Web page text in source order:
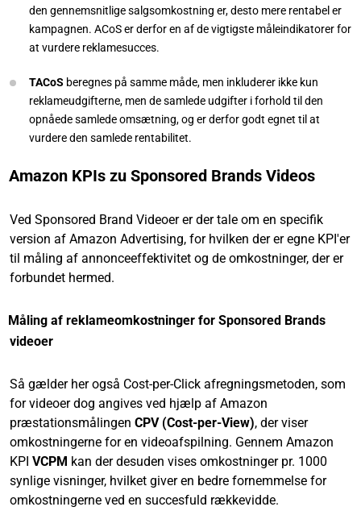
den gennemsnitlige salgsomkostning er, desto mere rentabel er
kampagnen. ACoS er derfor en af de vigtigste måleindikatorer for
at vurdere reklamesucces.
TACoS beregnes på samme måde, men inkluderer ikke kun
reklameudgifterne, men de samlede udgifter i forhold til den
opnåede samlede omsætning, og er derfor godt egnet til at
vurdere den samlede rentabilitet.
Amazon KPIs zu Sponsored Brands Videos
Ved Sponsored Brand Videoer er der tale om en specifik
version af Amazon Advertising, for hvilken der er egne KPI'er
til måling af annonceeffektivitet og de omkostninger, der er
forbundet hermed.
Måling af reklameomkostninger for Sponsored Brands
videoer
Så gælder her også Cost-per-Click afregningsmetoden, som
for videoer dog angives ved hjælp af Amazon
præstationsmålingen CPV (Cost-per-View), der viser
omkostningerne for en videoafspilning. Gennem Amazon
KPI VCPM kan der desuden vises omkostninger pr. 1000
synlige visninger, hvilket giver en bedre fornemmelse for
omkostningerne ved en succesfuld rækkevidde.